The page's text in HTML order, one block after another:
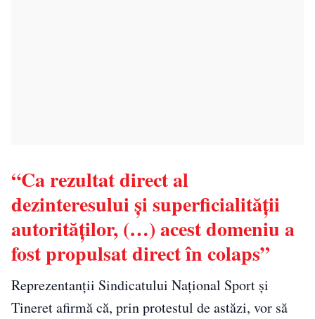
“Ca rezultat direct al
dezinteresului şi superficialităţii
autorităţilor, (…) acest domeniu a
fost propulsat direct în colaps”
Reprezentanţii Sindicatului Naţional Sport şi
Tineret afirmă că, prin protestul de astăzi, vor să